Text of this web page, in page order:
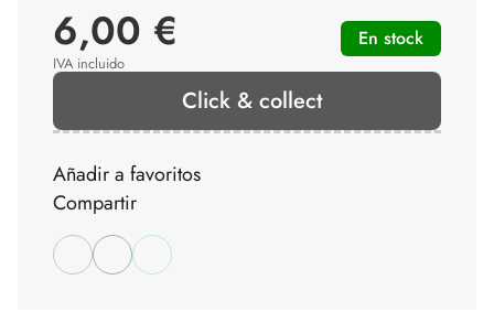
6,00 €
IVA incluido
En stock
Click & collect
Añadir a favoritos
Compartir